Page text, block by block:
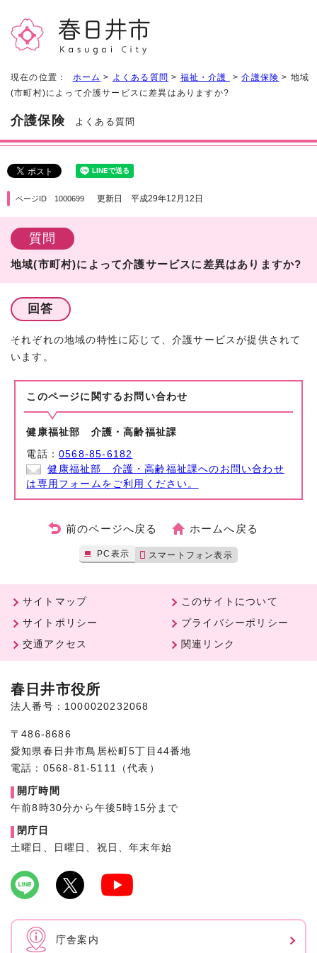
現在の位置： ホーム > よくある質問 > 福祉・介護 >介護保険 > 地域
(市町村)によって介護サービスに差異はありますか?
介護保険よくある質問
ページID 1000699 更新日 平成29年12月12日
質問
地域(市町村)によって介護サービスに差異はありますか?
回答
それぞれの地域の特性に応じて、介護サービスが提供されて
います。
このページに関する お問い合わせ
健康福祉部 介護・高齢福祉課
電話：0568-85-6182
健康福祉部 介護・高齢福祉課へのお問い合わせ
は専用フォームをご利用ください。
前のページへ戻る ホームへ戻る
PC表示 スマートフォン表示
サイトマップ
このサイトについて
サイトポリシー
プライバシーポリシー
交通アクセス
関連リンク
春日井市役所
法人番号：1000020232068
〒486-8686
愛知県春日井市鳥居松町5丁目44番地
電話：0568-81-5111（代表）
開庁時間
午前8時30分から午後5時15分まで
閉庁日
土曜日、日曜日、祝日、年末年始
庁舎案内